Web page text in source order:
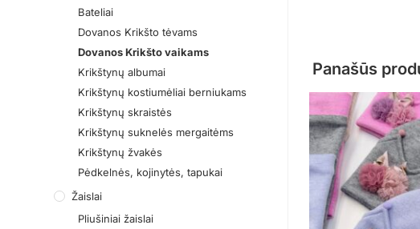
Panašūs
Bateliai
Dovanos Krikšto tėvams
Dovanos Krikšto vaikams
Krikštynų albumai
Krikštynų kostiumėliai berniukams
Krikštynų skraistės
Krikštynų suknelės mergaitėms
Krikštynų žvakės
Pėdkelnės, kojinytės, tapukai
Žaislai
Pliušiniai žaislai